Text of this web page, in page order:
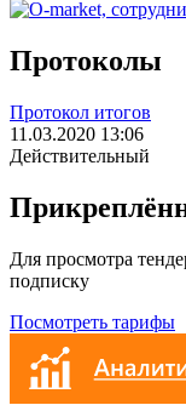
Протоколы
Протокол итогов
11.03.2020 13:06
Действительный
Для просмотра
подписку
Посмотреть тарифы